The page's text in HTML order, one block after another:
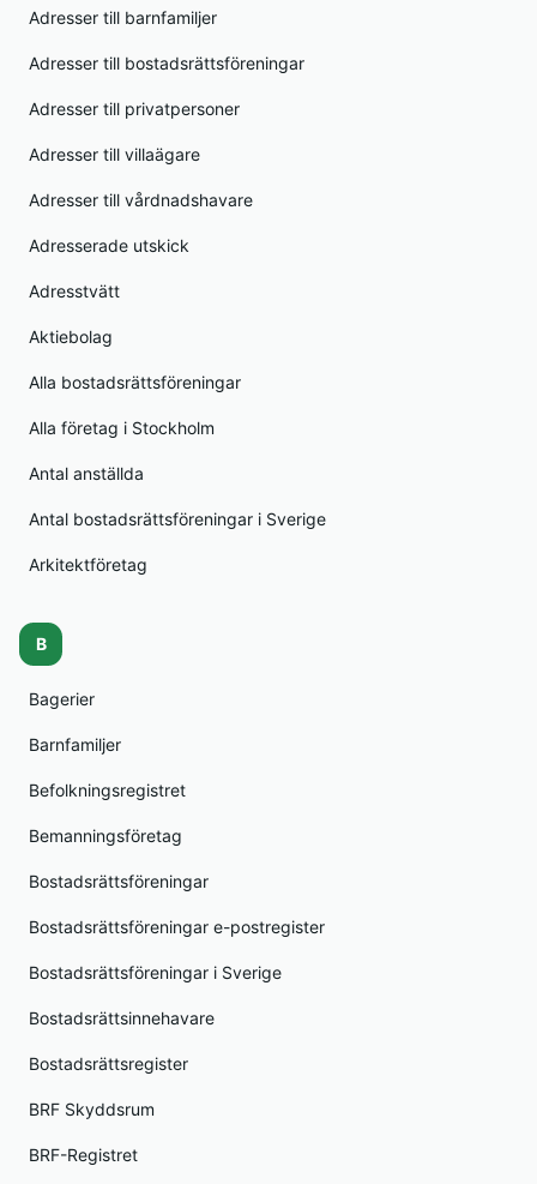
Adresser till barnfamiljer
Adresser till bostadsrättsföreningar
Adresser till privatpersoner
Adresser till villaägare
Adresser till vårdnadshavare
Adresserade utskick
Adresstvätt
Aktiebolag
Alla bostadsrättsföreningar
Alla företag i Stockholm
Antal anställda
Antal bostadsrättsföreningar i Sverige
Arkitektföretag
B
Bagerier
Barnfamiljer
Befolkningsregistret
Bemanningsföretag
Bostadsrättsföreningar
Bostadsrättsföreningar e-postregister
Bostadsrättsföreningar i Sverige
Bostadsrättsinnehavare
Bostadsrättsregister
BRF Skyddsrum
BRF-Registret